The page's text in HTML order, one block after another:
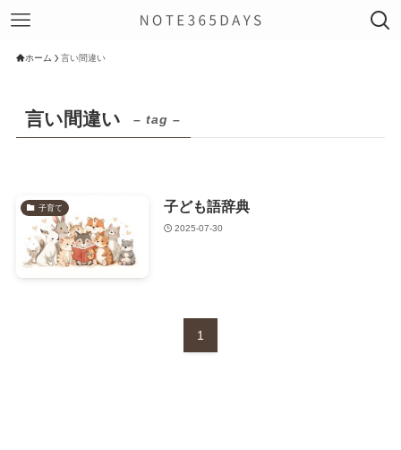
ホーム 言い間違い
言い間違い – tag –
子育て 子ども語辞典
2025-07-30
1